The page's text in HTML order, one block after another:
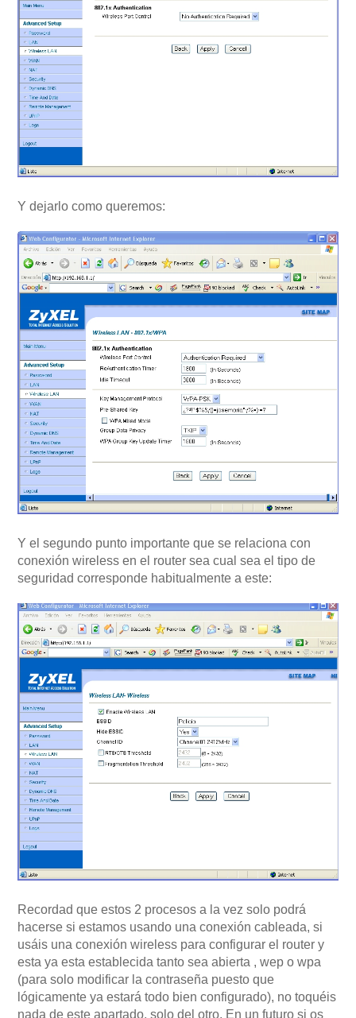
Y dejarlo como queremos:
Y el segundo punto importante que se relaciona con
conexión wireless en el router sea cual sea el tipo de
seguridad corresponde habitualmente a este:
Recordad que estos 2 procesos a la vez solo podrá
hacerse si estamos usando una conexión cableada, si
usáis una conexión wireless para configurar el router y
esta ya esta establecida tanto sea abierta , wep o wpa
(para solo modificar la contraseña puesto que
lógicamente ya estará todo bien configurado), no toquéis
nada de este apartado, solo del otro. En un futuro si os